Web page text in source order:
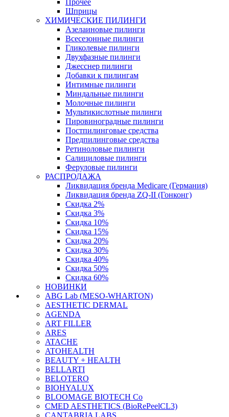
Шприцы
ХИМИЧЕСКИЕ ПИЛИНГИ
Азелаиновые пилинги
Всесезонные пилинги
Гликолевые пилинги
Двухфазные пилинги
Джесснер пилинги
Добавки к пилингам
Интимные пилинги
Миндальные пилинги
Молочные пилинги
Мультикислотные пилинги
Пировиноградные пилинги
Постпилинговые средства
Предпилинговые средства
Ретиноловые пилинги
Салициловые пилинги
Феруловые пилинги
РАСПРОДАЖА
Ликвидация бренда Medicare (Германия)
Ликвидация бренда ZQ-II (Гонконг)
Скидка 2%
Скидка 3%
Скидка 10%
Скидка 15%
Скидка 20%
Скидка 30%
Скидка 40%
Скидка 50%
Скидка 60%
НОВИНКИ
ABG Lab (MESO-WHARTON)
AESTHETIC DERMAL
AGENDA
ART FILLER
ARES
ATACHE
ATOHEALTH
BEAUTY + HEALTH
BELLARTI
BELOTERO
BIOHYALUX
BLOOMAGE BIOTECH Co
CMED AESTHETICS (BioRePeelCL3)
CANTABRIA LABS